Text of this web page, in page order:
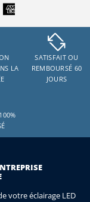
LA
SATISFAIT OU
REMBOURSÉ 60
JOURS
votre éclairage LED